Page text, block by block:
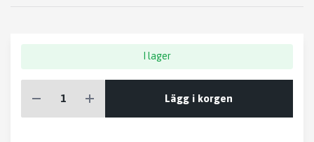
I lager
Lägg i korgen